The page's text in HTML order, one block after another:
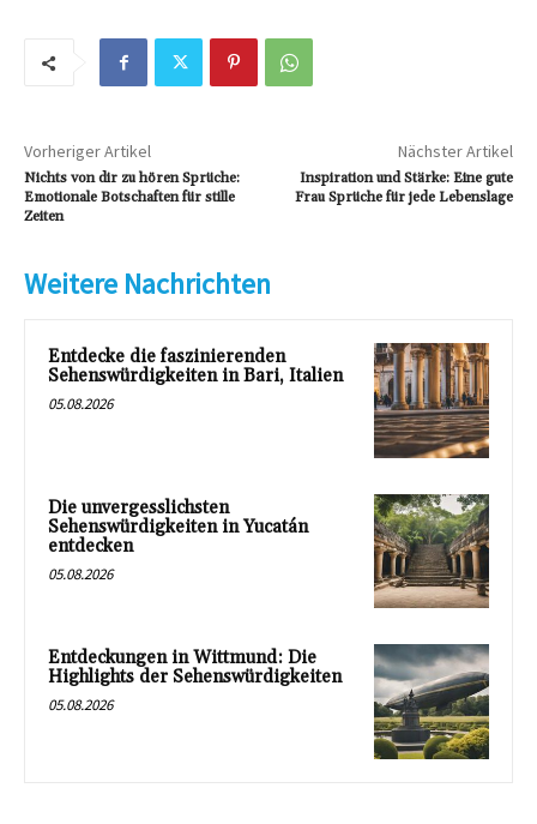
Vorheriger Artikel
Nichts von dir zu hören Sprüche:
Emotionale Botschaften für stille
Zeiten
Nächster Artikel
Inspiration und Stärke: Eine gute
Frau Sprüche für jede Lebenslage
Weitere Nachrichten
Entdecke die faszinierenden
Sehenswürdigkeiten in Bari, Italien
05.08.2026
Die unvergesslichsten
Sehenswürdigkeiten in Yucatán
entdecken
05.08.2026
Entdeckungen in Wittmund: Die
Highlights der Sehenswürdigkeiten
05.08.2026